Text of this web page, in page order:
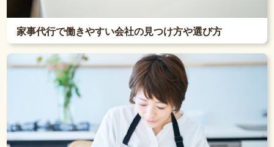
家事代行で働きやすい会社の見つけ方や選び方